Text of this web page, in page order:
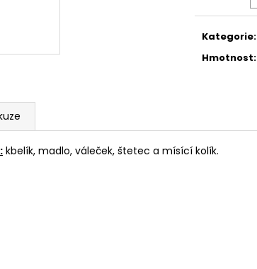
Kategorie:
Hmotnost:
kbelík, madlo, váleček, štetec a mísící kolík.